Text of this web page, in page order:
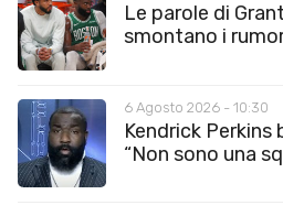
Le parole di
smontano i
6 Agosto 2026 - 10:30
Kendrick Perkins
“Non sono una